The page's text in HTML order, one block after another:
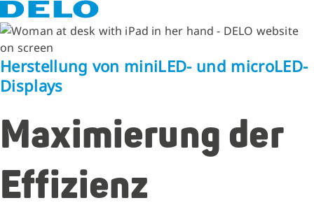
Herstellung von miniLED- und microLED-
Displays
Maximierung der
Effizienz